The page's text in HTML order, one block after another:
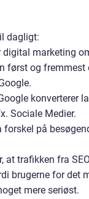
dagligt:
digital marketing
først og fremmest
konverterer
Sociale Medier.
forskel på
at trafikken fra
brugerne for det
mere seriøst.